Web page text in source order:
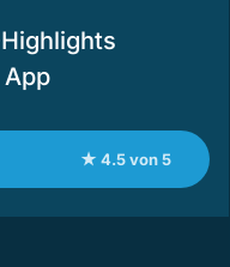
★ 4.5 von 5